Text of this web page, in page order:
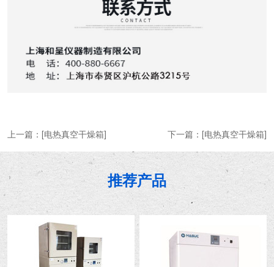
上一篇： [电热真空干燥箱] 下一篇： [电热真空干燥箱]
推荐产品